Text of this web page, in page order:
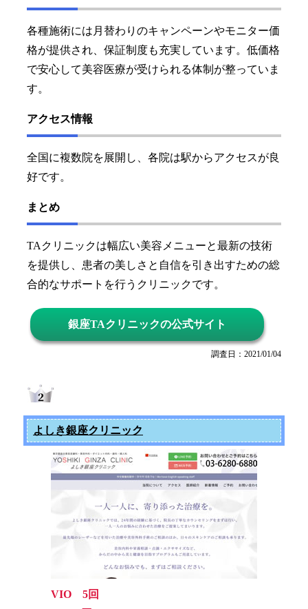
各種施術には月替わりのキャンペーンやモニター価
格が提供され、保証制度も充実しています。低価格
で安心して美容医療が受けられる体制が整っていま
す。
アクセス情報
全国に複数院を展開し、各院は駅からアクセスが良
好です。
まとめ
TAクリニックは幅広い美容メニューと最新の技術
を提供し、患者の美しさと自信を引き出すための総
合的なサポートを行うクリニックです。
銀座TAクリニックの公式サイト
調査日：2021/01/04
よしき銀座クリニック
VIO 5回